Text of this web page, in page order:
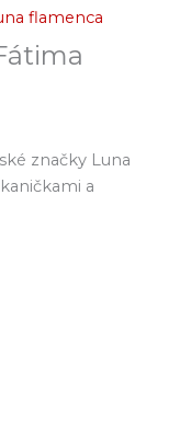
flamenca
značky Luna
a